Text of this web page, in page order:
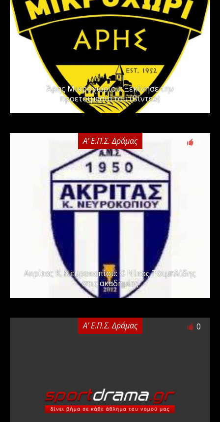
Άρης Μικροχωρίου: Ξεκίνησε την
προετοιμασία του (Βίντεο)
Α' Ε.Π.Σ. Δράμας
Ακρίτας Κ. Νευροκοπίου: Ο Νίκος Τσιμπλίδης
στις ακαδημίες
Α' Ε.Π.Σ. Δράμας 0